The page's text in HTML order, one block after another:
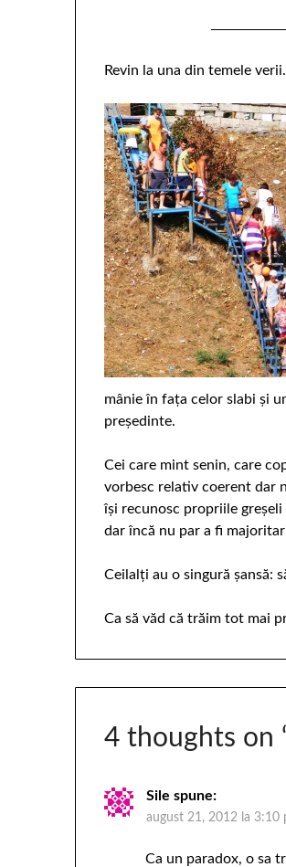
Revin la una din temele verii.
mânie în fața celor slabi și
președinte.
Cei care mint senin, care
vorbesc relativ coerent dar
își recunosc propriile
dar încă nu par a fi
Ceilalți au o singură șansă:
Ca să văd că trăim tot mai
4 thoughts on
Sile spune:
august 21, 2012 la 3:10
Ca un paradox, o sa